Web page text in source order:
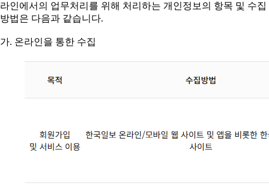
라인에서의 업무처리를 위해 처리하는 개인정보의 항목 및 수집
방법은 다음과 같습니다.
가. 온라인을 통한 수집